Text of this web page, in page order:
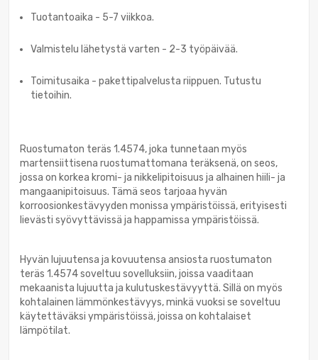
Tuotantoaika - 5-7 viikkoa.
Valmistelu lähetystä varten - 2-3 työpäivää.
Toimitusaika - pakettipalvelusta riippuen. Tutustu
tietoihin.
Ruostumaton teräs 1.4574, joka tunnetaan myös
martensiittisena ruostumattomana teräksenä, on seos,
jossa on korkea kromi- ja nikkelipitoisuus ja alhainen hiili- ja
mangaanipitoisuus. Tämä seos tarjoaa hyvän
korroosionkestävyyden monissa ympäristöissä, erityisesti
lievästi syövyttävissä ja happamissa ympäristöissä.
Hyvän lujuutensa ja kovuutensa ansiosta ruostumaton
teräs 1.4574 soveltuu sovelluksiin, joissa vaaditaan
mekaanista lujuutta ja kulutuskestävyyttä. Sillä on myös
kohtalainen lämmönkestävyys, minkä vuoksi se soveltuu
käytettäväksi ympäristöissä, joissa on kohtalaiset
lämpötilat.